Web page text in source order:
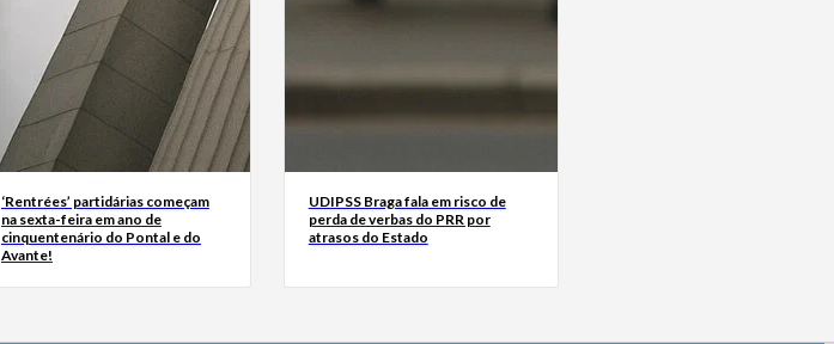
‘Rentrées’ partidárias começam
na sexta-feira em ano de
cinquentenário do Pontal e do
Avante!
UDIPSS Braga fala em risco de
perda de verbas do PRR por
atrasos do Estado